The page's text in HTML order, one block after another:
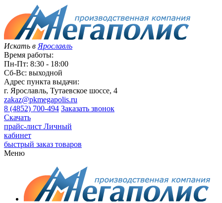
Искать в Ярославль
Время работы:
Пн-Пт: 8:30 - 18:00
Сб-Вс: выходной
Адрес пункта выдачи:
г. Ярославль, Тутаевское шоссе, 4
zakaz@pkmegapolis.ru
8 (4852) 700-494 Заказать звонок
Скачать
прайс-лист Личный
кабинет
быстрый заказ товаров
Меню